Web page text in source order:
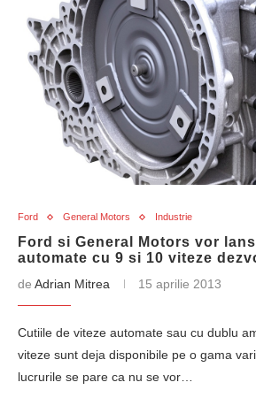
Ford General Motors Industrie
Ford si General Motors vor
automate cu 9 si 10 viteze
de Adrian Mitrea 15 aprilie 2013
Cutiile de viteze automate sau cu dublu
viteze sunt deja disponibile pe o gama
lucrurile se pare ca nu se vor…